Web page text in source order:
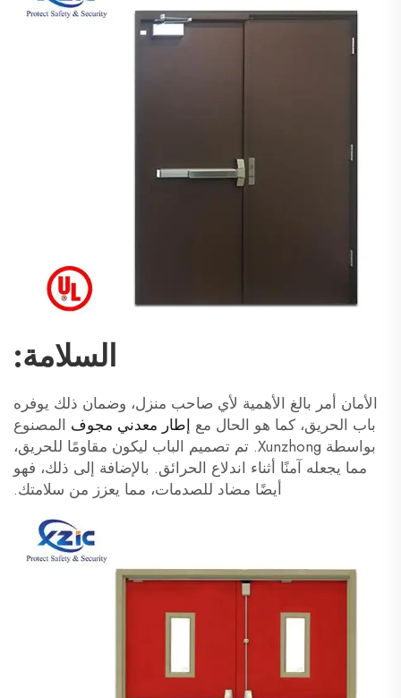
السلامة:
الأمان أمر بالغ الأهمية لأي صاحب منزل، وضمان ذلك يوفره
باب الحريق، كما هو الحال مع إطار معدني مجوف المصنوع
بواسطة Xunzhong. تم تصميم الباب ليكون مقاومًا للحريق،
مما يجعله آمنًا أثناء اندلاع الحرائق. بالإضافة إلى ذلك، فهو
أيضًا مضاد للصدمات، مما يعزز من سلامتك.